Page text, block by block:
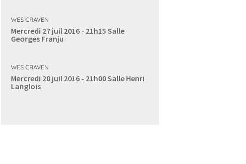
WES CRAVEN
Mercredi 27 juil 2016 - 21h15 Salle
Georges Franju
WES CRAVEN
Mercredi 20 juil 2016 - 21h00Salle Henri
Langlois